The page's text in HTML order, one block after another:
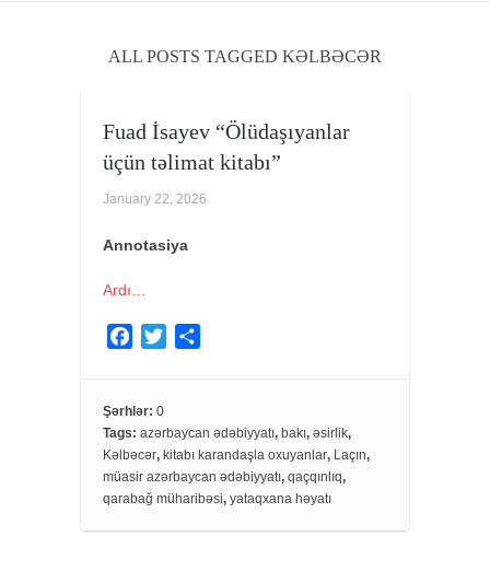
ALL POSTS TAGGED KƏLBƏCƏR
Fuad İsayev “Ölüdaşıyanlar
üçün təlimat kitabı”
January 22, 2026
Annotasiya
Ardı…
e
b
o
o
t
e
r
e
Şərhlər: 0
Tags: azərbaycan ədəbiyyatı, bakı, əsirlik,
Kəlbəcər, kitabı karandaşla oxuyanlar, Laçın,
müasir azərbaycan ədəbiyyatı, qaçqınlıq,
qarabağ müharibəsi, yataqxana həyatı